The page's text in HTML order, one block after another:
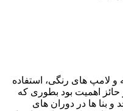
و لامپ های رنگی، استفاده
حائز اهمیت بود بطوری که
و بنا ها در دوران های